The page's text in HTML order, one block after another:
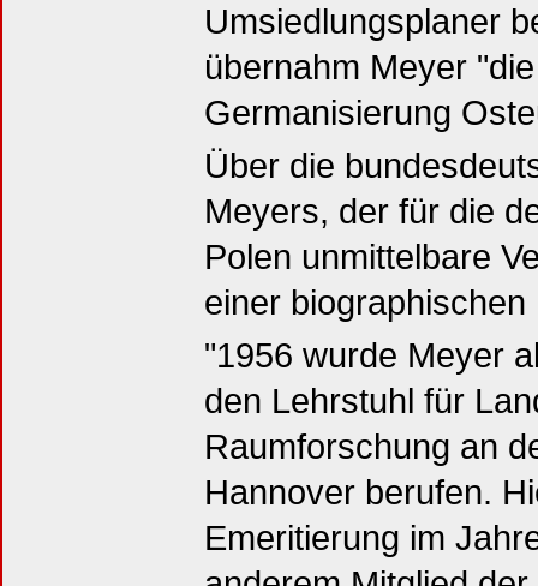
Umsiedlungsplaner
übernahm Meyer
Germanisierung
Über die
Meyers, der für die
Polen unmittelbare
einer biographischen
"1956 wurde Meyer
den Lehrstuhl für
Raumforschung an
Hannover berufen.
Emeritierung im